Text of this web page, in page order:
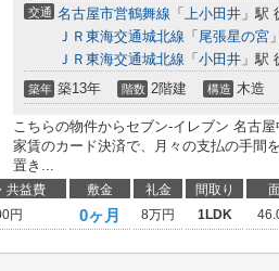
交通 名古屋市営鶴舞線 「 上小田井 」駅
ＪＲ東海交通城北線 「 尾張星の宮
ＪＲ東海交通城北線 「 小田井 」駅
築年 築13年 階数 2階建 構造 木造
こちらの物件からセブン‐イレブン 名古
家賃のカード決済で、月々の支払の手間
置き...
共益費 敷金 礼金 間取り
円 0ヶ月 8万円 1LDK